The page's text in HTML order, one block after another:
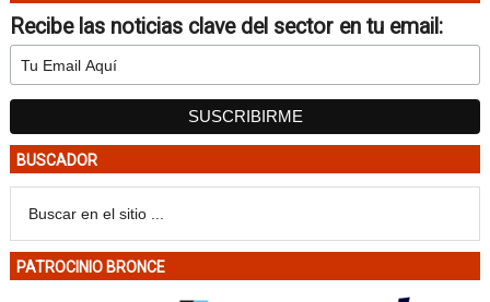
Recibe las noticias clave del sector en tu email:
BUSCADOR
PATROCINIO BRONCE